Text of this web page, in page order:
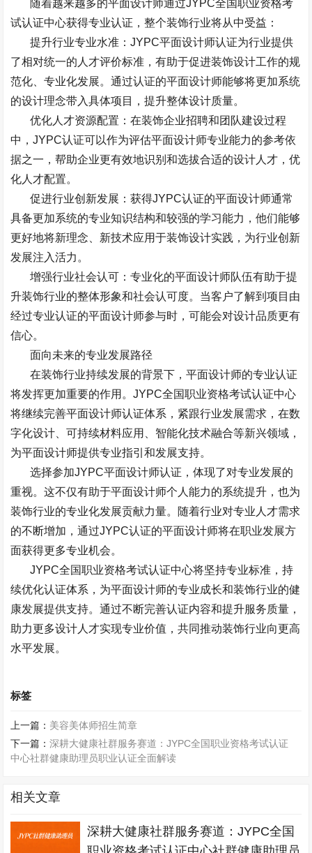
随着越来越多的平面设计师通过JYPC全国职业资格考
试认证中心获得专业认证，整个装饰行业将从中受益：
提升行业专业水准：JYPC平面设计师认证为行业提供
了相对统一的人才评价标准，有助于促进装饰设计工作的规
范化、专业化发展。通过认证的平面设计师能够将更加系统
的设计理念带入具体项目，提升整体设计质量。
优化人才资源配置：在装饰企业招聘和团队建设过程
中，JYPC认证可以作为评估平面设计师专业能力的参考依
据之一，帮助企业更有效地识别和选拔合适的设计人才，优
化人才配置。
促进行业创新发展：获得JYPC认证的平面设计师通常
具备更加系统的专业知识结构和较强的学习能力，他们能够
更好地将新理念、新技术应用于装饰设计实践，为行业创新
发展注入活力。
增强行业社会认可：专业化的平面设计师队伍有助于提
升装饰行业的整体形象和社会认可度。当客户了解到项目由
经过专业认证的平面设计师参与时，可能会对设计品质更有
信心。
面向未来的专业发展路径
在装饰行业持续发展的背景下，平面设计师的专业认证
将发挥更加重要的作用。JYPC全国职业资格考试认证中心
将继续完善平面设计师认证体系，紧跟行业发展需求，在数
字化设计、可持续材料应用、智能化技术融合等新兴领域，
为平面设计师提供专业指引和发展支持。
选择参加JYPC平面设计师认证，体现了对专业发展的
重视。这不仅有助于平面设计师个人能力的系统提升，也为
装饰行业的专业化发展贡献力量。随着行业对专业人才需求
的不断增加，通过JYPC认证的平面设计师将在职业发展方
面获得更多专业机会。
JYPC全国职业资格考试认证中心将坚持专业标准，持
续优化认证体系，为平面设计师的专业成长和装饰行业的健
康发展提供支持。通过不断完善认证内容和提升服务质量，
助力更多设计人才实现专业价值，共同推动装饰行业向更高
水平发展。
标签
上一篇： 美容美体师招生简章
下一篇：深耕大健康社群服务赛道：JYPC全国职业资格考试认证
中心社群健康助理员职业认证全面解读
相关文章
深耕大健康社群服务赛道：JYPC全国